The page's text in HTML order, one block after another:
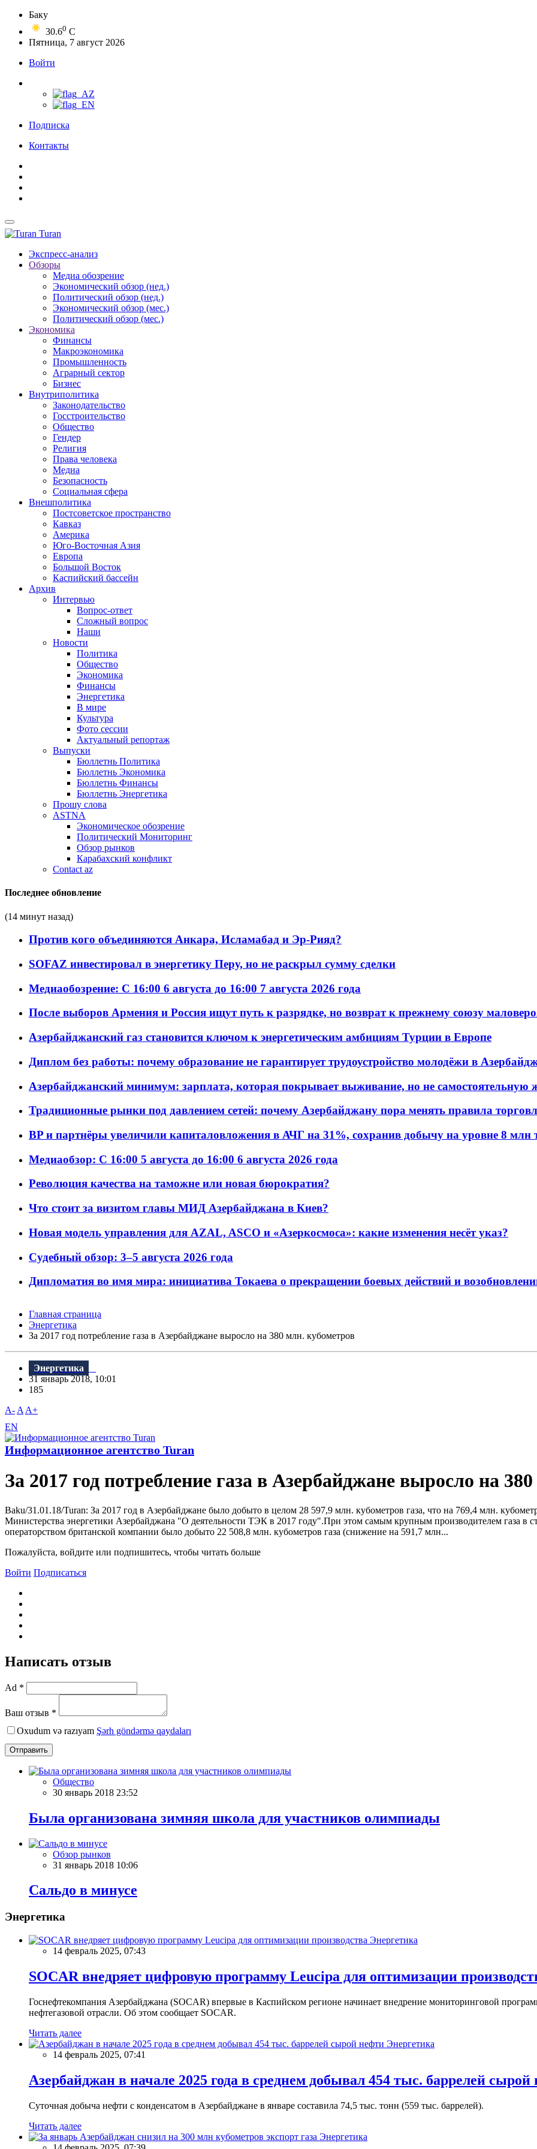
Баку
30.60 C
Пятница, 7 август 2026
Войти
Подписка
Контакты
Turan
Экспресс-анализ
Обзоры
Медиа обозрение
Экономический обзор (нед.)
Политический обзор (нед.)
Экономический обзор (мес.)
Политический обзор (мес.)
Экономика
Финансы
Макроэкономика
Промышленность
Аграрный сектор
Бизнес
Внутриполитика
Законодательство
Госстроительство
Общество
Гендер
Религия
Права человека
Медиа
Безопасность
Социальная сфера
Внешполитика
Постсоветское пространство
Кавказ
Америка
Юго-Восточная Азия
Европа
Большой Восток
Каспийский бассейн
Архив
Интервью
Вопрос-ответ
Сложный вопрос
Наши
Новости
Политика
Общество
Экономика
Финансы
Энергетика
В мире
Культура
Фото сессии
Актуальный репортаж
Выпуски
Бюллетнь Политика
Бюллетнь Экономика
Бюллетнь Финансы
Бюллетнь Энергетика
Прошу слова
ASTNA
Экономическое обозрение
Политический Мониторинг
Обзор рынков
Карабахский конфликт
Contact az
Последнее обновление
(14 минут назад)
Против кого объединяются Анкара, Исламабад и Эр-Рияд?
SOFAZ инвестировал в энергетику Перу, но не раскрыл сумму сделки
Медиаобозрение: С 16:00 6 августа до 16:00 7 августа 2026 года
После выборов Армения и Россия ищут путь к разрядке, но возврат к прежнему союзу
Азербайджанский газ становится ключом к энергетическим амбициям Турции в Европе
Диплом без работы: почему образование не гарантирует трудоустройство молодёжи в
Азербайджанский минимум: зарплата, которая покрывает выживание, но не самостоятельную
Традиционные рынки под давлением сетей: почему Азербайджану пора менять правила
BP и партнёры увеличили капиталовложения в АЧГ на 31%, сохранив добычу на уровне 8 млн
Медиаобзор: С 16:00 5 августа до 16:00 6 августа 2026 года
Революция качества на таможне или новая бюрократия?
Что стоит за визитом главы МИД Азербайджана в Киев?
Новая модель управления для AZAL, ASCO и «Азеркосмоса»: какие изменения несёт указ?
Судебный обзор: 3–5 августа 2026 года
Дипломатия во имя мира: инициатива Токаева о прекращении боевых действий и
Главная страница
Энергетика
За 2017 год потребление газа в Азербайджане выросло на 380 млн. кубометров
Энергетика
31 январь 2018, 10:01
185
A- A A+
EN
Информационное агентство Turan
За 2017 год потребление газа в Азербайджане выросло на
Baku/31.01.18/Turan: За 2017 год в Азербайджане было добыто в целом 28 597,9 млн. кубометров газа, что на 769,4 млн.
Министерства энергетики Азербайджана "О деятельности ТЭК в 2017 году".При этом самым крупным производителем газа в
операторством британской компании было добыто 22 508,8 млн. кубометров газа (снижение на 591,7 млн...
Пожалуйста, войдите или подпишитесь, чтобы читать больше
Войти Подписаться
Написать отзыв
Ad *
Ваш отзыв *
Oxudum və razıyam Şərh göndərmə qaydaları
Отправить
Общество
30 январь 2018 23:52
Была организована зимняя школа для участников олимпиады
Обзор рынков
31 январь 2018 10:06
Сальдо в минусе
Энергетика
Энергетика
14 февраль 2025, 07:43
SOCAR внедряет цифровую программу Leucipa для оптимизации
Госнефтекомпания Азербайджана (SOCAR) впервые в Каспийском регионе начинает внедрение мониторинговой
нефтегазовой отрасли. Об этом сообщает SOCAR.
Читать далее
Энергетика
14 февраль 2025, 07:41
Азербайджан в начале 2025 года в среднем добывал 454 тыс. баррелей сырой
Суточная добыча нефти с конденсатом в Азербайджане в январе составила 74,5 тыс. тонн (559 тыс. баррелей).
Читать далее
Энергетика